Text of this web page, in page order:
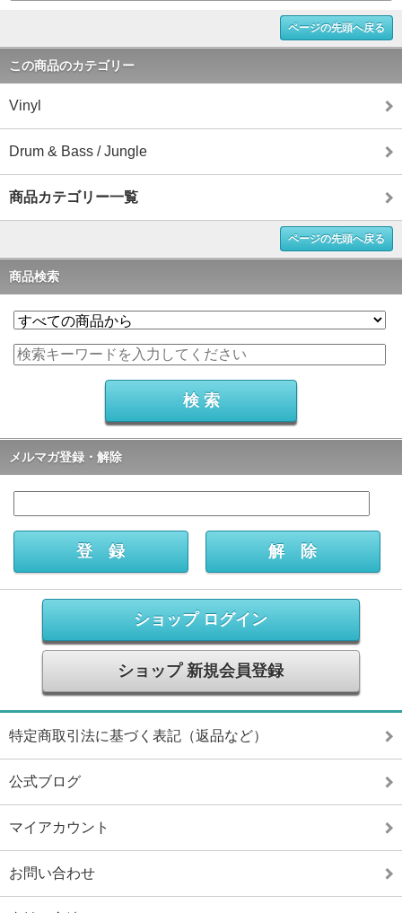
ページの先頭へ戻る
この商品のカテゴリー
Vinyl
Drum & Bass / Jungle
商品カテゴリー一覧
ページの先頭へ戻る
商品検索
メルマガ登録・解除
ショップ ログイン
ショップ 新規会員登録
特定商取引法に基づく表記（返品など）
公式ブログ
マイアカウント
お問い合わせ